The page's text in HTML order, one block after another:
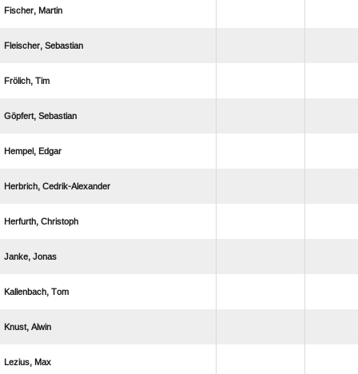
 
 
 
 
 
 
 
 
 
 
 